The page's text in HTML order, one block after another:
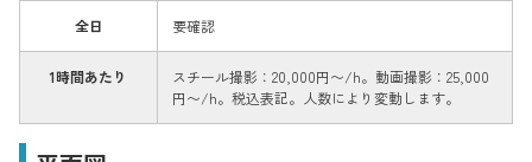
全日 要確認
1時間あたり
スチール撮影：20,000円〜/h。動画撮影：25,000
円〜/h。税込表記。人数により変動します。